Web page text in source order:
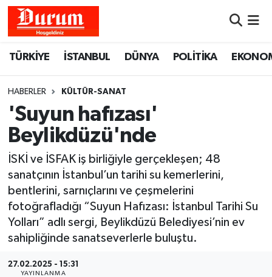
TÜRKİYE İSTANBUL DÜNYA POLİTİKA
HABERLER KÜLTÜR-SANAT
'Suyun hafızası'
Beylikdüzü'nde
İSKİ ve İSFAK iş birliğiyle gerçekleşen; 48
sanatçının İstanbul’un tarihi su kemerlerini,
bentlerini, sarnıçlarını ve çeşmelerini
fotoğrafladığı “Suyun Hafızası: İstanbul Tarihi Su
Yolları” adlı sergi, Beylikdüzü Belediyesi’nin ev
sahipliğinde sanatseverlerle buluştu.
27.02.2025 - 15:31
YAYINLANMA
Hava Durumu
Namaz Vakitleri
Trafik Durumu
Süper Lig Puan Durumu ve Fikstür
Tüm Manşetler
Son Dakika Haberleri
Haber Arşivi